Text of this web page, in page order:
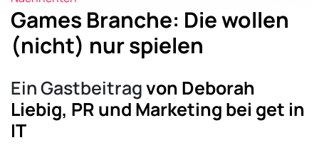
Games Branche: Die wollen
(nicht) nur spielen
Ein Gastbeitragvon Deborah
Liebig, PR und Marketing bei get in
IT